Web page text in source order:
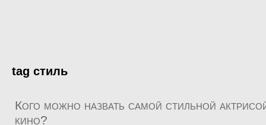
tag стиль
Кого можно назвать самой стильной
кино?